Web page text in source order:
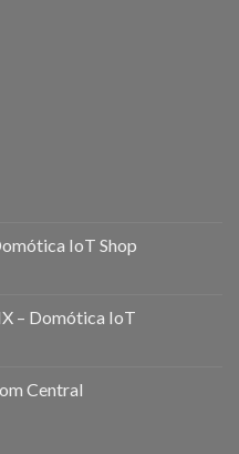
IoT Shop
– Domótica IoT
Central